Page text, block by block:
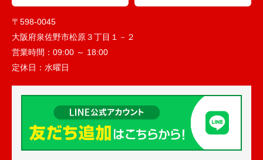
〒598-0045
大阪府泉佐野市松原３丁目１－２
営業時間： 09:00 ～ 18:00
定休日： 水曜日